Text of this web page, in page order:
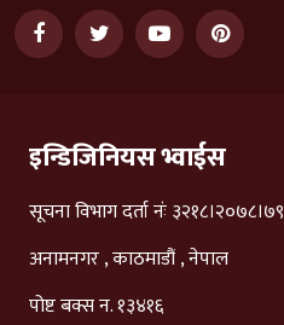
इन्डिजिनियस भ्वाईस
सूचना विभाग दर्ता नंः ३२१८।२०७८।७९
अनामनगर , काठमाडौं , नेपाल
पोष्ट बक्स न. १३४१६